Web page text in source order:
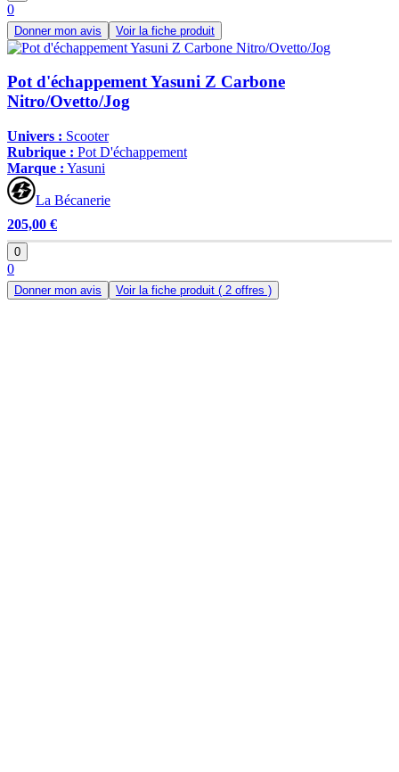
0
Donner mon avis Voir la fiche produit
Pot d'échappement Yasuni Z Carbone
Nitro/Ovetto/Jog
Univers : Scooter
Rubrique : Pot D'échappement
Marque : Yasuni
La Bécanerie
205,00 €
0
0
Donner mon avis Voir la fiche produit ( 2 offres )